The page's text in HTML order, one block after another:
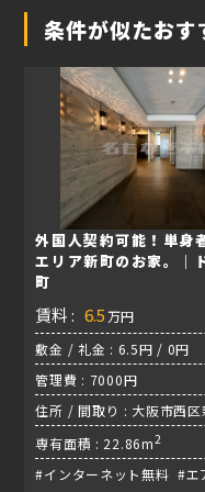
条件が似たおす
外国人契約可能！単身
エリア新町のお家。｜
町
賃料 : 6.5 万円
敷金 / 礼金 : 6.5円 / 0円
管理費 : 7000円
住所 / 間取り : 大阪市西
区新町/ 1K 四ツ橋線 『四
専有面積 : 22.86m2
#インターネット無料 #エ